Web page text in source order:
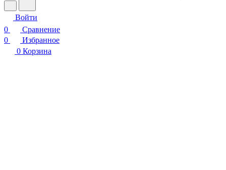
Войти
0
Сравнение
0
Избранное
0 Корзина